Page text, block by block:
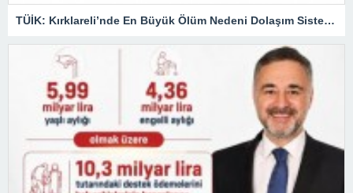
TÜİK: Kırklareli’nde En Büyük Ölüm Nedeni Dolaşım Sistemi Hastalıkları